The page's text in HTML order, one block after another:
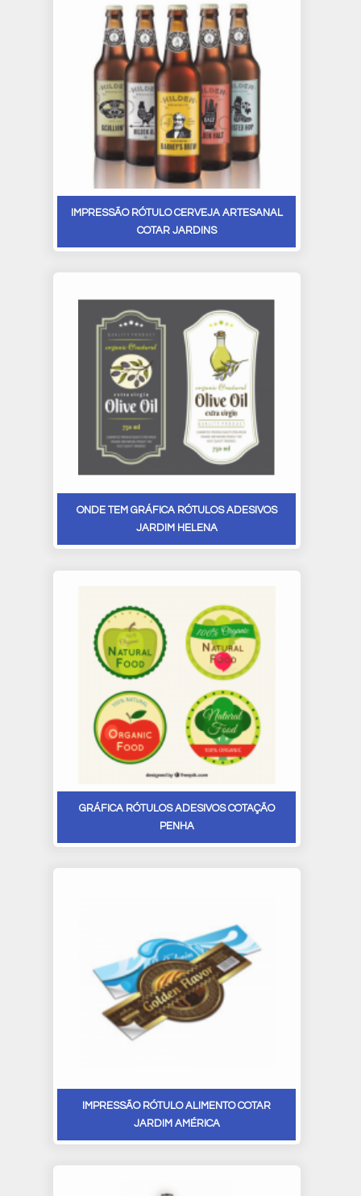
IMPRESSÃO RÓTULO CERVEJA ARTESANAL
COTAR JARDINS
ONDE TEM GRÁFICA RÓTULOS ADESIVOS
JARDIM HELENA
GRÁFICA RÓTULOS ADESIVOS COTAÇÃO
PENHA
IMPRESSÃO RÓTULO ALIMENTO COTAR
JARDIM AMÉRICA